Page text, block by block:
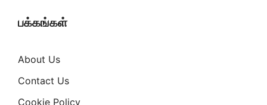
பக்கங்கள்
About Us
Contact Us
Cookie Policy